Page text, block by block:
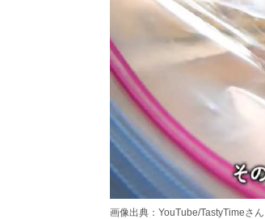
画像出典：YouTube/TastyTimeさ